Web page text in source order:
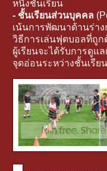
หนึ่งชั้นเรียน
- ชั้นเรียนส่วนบุคคล
เน้นการพัฒนาด้านร่าง
วิธีการเล่นฟุตบอลที่ถูก
ผู้เรียนจะได้รับการดูแ
จุดอ่อนระหว่างชั้นเรีย